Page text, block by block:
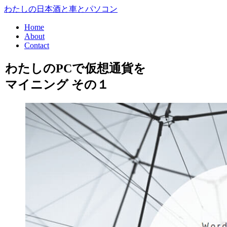
わたしの日本酒と車とパソコン
Home
About
Contact
わたしのPCで仮想通貨を
マイニング その１